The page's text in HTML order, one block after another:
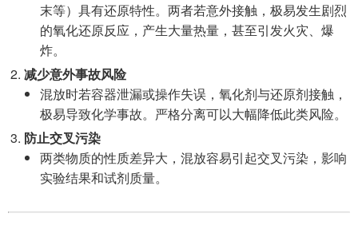
末等）具有还原特性。两者若意外接触，极易发生剧烈
的氧化还原反应，产生大量热量，甚至引发火灾、爆
炸。
减少意外事故风险
混放时若容器泄漏或操作失误，氧化剂与还原剂接触，
极易导致化学事故。严格分离可以大幅降低此类风险。
防止交叉污染
两类物质的性质差异大，混放容易引起交叉污染，影响
实验结果和试剂质量。